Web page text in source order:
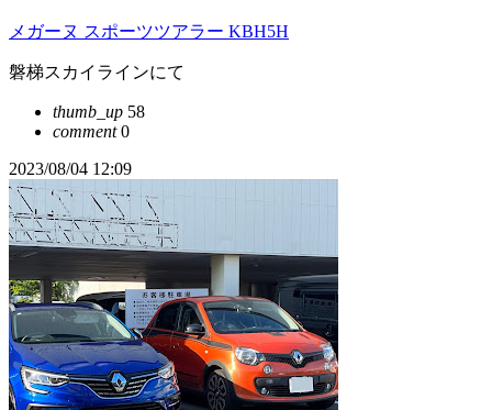
メガーヌ スポーツツアラー KBH5H
磐梯スカイラインにて
thumb_up 58
comment0
2023/08/04 12:09